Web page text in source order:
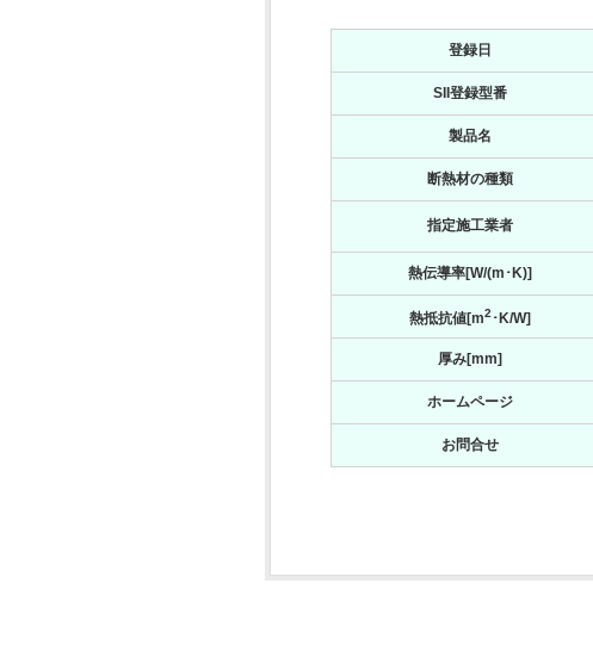
登録日
SII登録型番
製品名
断熱材の種類
指定施工業者
熱伝導率[W/(m･K)]
熱抵抗値[m2 ･K/W]
厚み[mm]
ホームページ
お問合せ